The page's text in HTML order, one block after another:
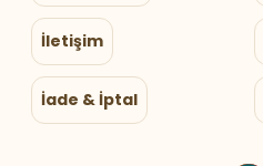
İletişim
İade & İptal